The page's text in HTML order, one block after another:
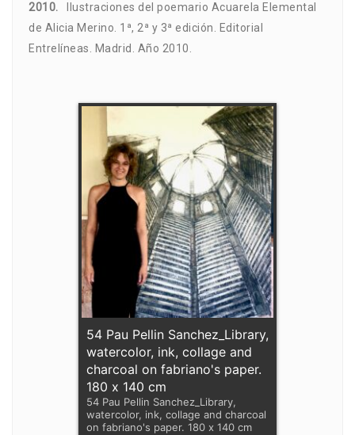
2010. Ilustraciones del poemario Acuarela Elemental
de Alicia Merino. 1ª, 2ª y 3ª edición. Editorial
Entrelíneas. Madrid. Año 2010.
54 Pau Pellin Sanchez_Library,
watercolor, ink, collage and
charcoal on fabriano's paper.
180 x 140 cm
54 Pau Pellin Sanchez_Library,
watercolor, ink, collage and charcoal
on fabriano's paper. 180 x 140 cm